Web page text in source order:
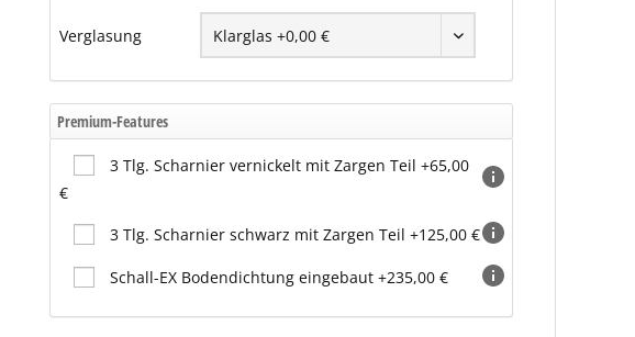
Verglasung
Premium-Features
3 Tlg. Scharnier vernickelt mit Zargen Teil +65,00
€
3 Tlg. Scharnier schwarz mit Zargen Teil +125,00 €
Schall-EX Bodendichtung eingebaut +235,00 €